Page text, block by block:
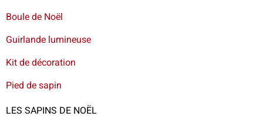
Boule de Noël
Guirlande lumineuse
Kit de décoration
Pied de sapin
LES SAPINS DE NOËL